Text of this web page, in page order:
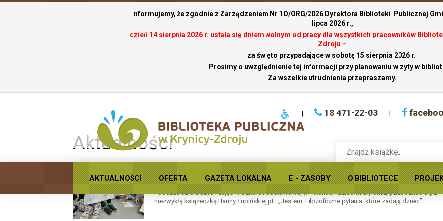
Informujemy, że zgodnie z Zarządzeniem Nr 1O/ORG/2026 Dyrektora Biblioteki Publicznej
lipca 2026 r.,
dzień 14 sierpnia 2026 r. ustala się dniem wolnym od pracy dla wszystkich pracowników
Zdroju –
za święto przypadające w sobotę 15 sierpnia 2026 r.
Prosimy o uwzględnienie tej informacji przy planowaniu wizyty w
Za wszelkie utrudnienia przepraszamy.
18 471-22-03
książkę
w
ofercie
biblioteki
publicznej
AKTUALNOŚCI OFERTA GAZETA LOKALNA E - ZASOBY O BIBLIOTECE
Aktualności
Jestem. Filozoficzne pytania, które zadają dzieci
Podczas dzisiejszych zajęć w Szkole Podstawowej w Polanach dzieci miały okazję zapoznać się z
niezwykłą książeczką Hanny Łupińskiej pt.: „Jestem. Filozoficzne pytania, które zadają dzieci”.